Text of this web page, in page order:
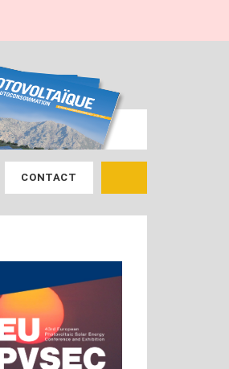
CONTACT